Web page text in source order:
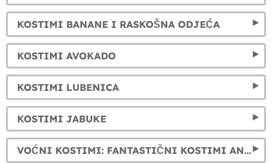
KOSTIMI BANANE I RASKOŠNA ODJEĆA
KOSTIMI AVOKADO
KOSTIMI LUBENICA
KOSTIMI JABUKE
VOĆNI KOSTIMI: FANTASTIČNI KOSTIMI ANANASA, LUBENICE, JABUKE, NARANČE I LIMUNA